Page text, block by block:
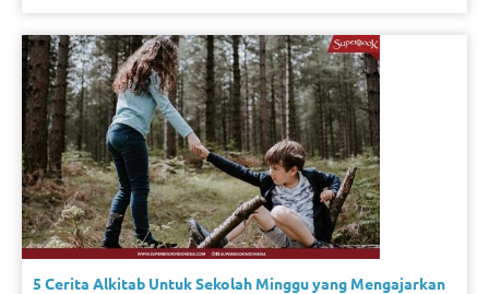
5 Cerita Alkitab Untuk Sekolah Minggu yang Mengajarkan